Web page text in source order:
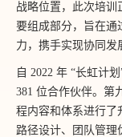
战略位置，此次培训
要组成部分，旨在通
力，携手实现协同发
自 2022 年 “长虹计
381 位合作伙伴。第
程内容和体系进行了
路径设计、团队管理